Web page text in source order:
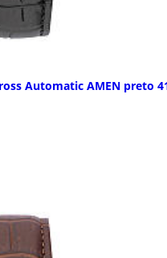
Automatic AMEN preto